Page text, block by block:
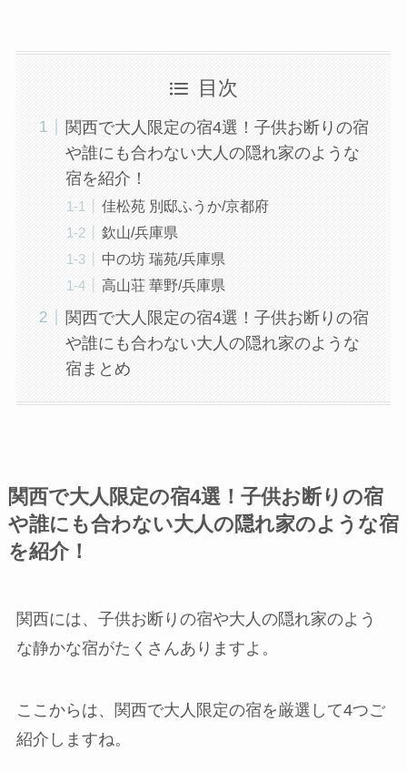
目次
関西で大人限定の宿4選！子供お断りの宿
や誰にも合わない大人の隠れ家のような
宿を紹介！
佳松苑 別邸ふうか/京都府
欽山/兵庫県
中の坊 瑞苑/兵庫県
高山荘 華野/兵庫県
関西で大人限定の宿4選！子供お断りの宿
や誰にも合わない大人の隠れ家のような
宿まとめ
関西で大人限定の宿4選！子供お断りの宿
や誰にも合わない大人の隠れ家のような宿
を紹介！
関西には、子供お断りの宿や大人の隠れ家のよう
な静かな宿がたくさんありますよ。
ここからは、関西で大人限定の宿を厳選して4つご
紹介しますね。